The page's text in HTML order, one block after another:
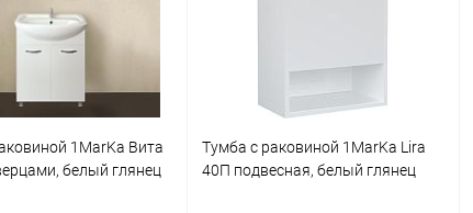
Под заказ
1MarKa Вита
белый глянец
Тумба с раковиной 1MarKa Lira
40П подвесная, белый глянец